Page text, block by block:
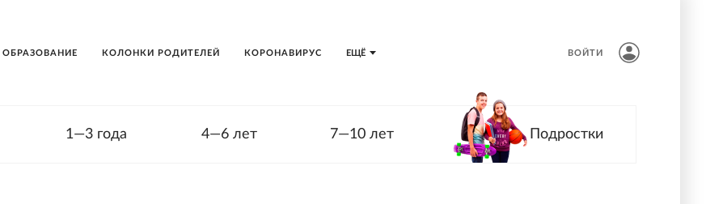
ЕЩЁ
ОБРАЗОВАНИЕ КОЛОНКИ РОДИТЕЛЕЙ КОРОНАВИРУС ВОЙТИ
1—3 года 4—6 лет 7—10 лет Подростки